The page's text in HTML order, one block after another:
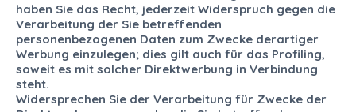
haben Sie das Recht, jederzeit Widerspruch gegen die
Verarbeitung der Sie betreffenden
personenbezogenen Daten zum Zwecke derartiger
Werbung einzulegen; dies gilt auch für das Profiling,
soweit es mit solcher Direktwerbung in Verbindung
steht.
Widersprechen Sie der Verarbeitung für Zwecke der